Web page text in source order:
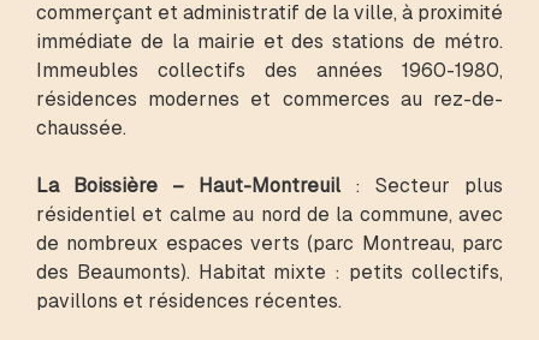
commerçant et administratif de la ville, à proximité
immédiate de la mairie et des stations de métro.
Immeubles collectifs des années 1960-1980,
résidences modernes et commerces au rez-de-
chaussée.
La Boissière – Haut-Montreuil : Secteur plus
résidentiel et calme au nord de la commune, avec
de nombreux espaces verts (parc Montreau, parc
des Beaumonts). Habitat mixte : petits collectifs,
pavillons et résidences récentes.